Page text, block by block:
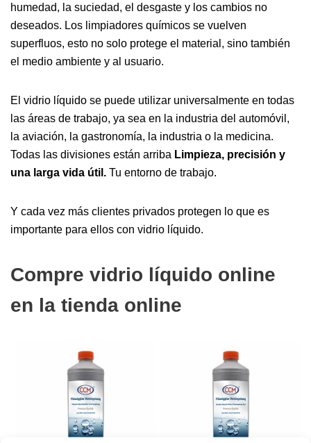
humedad, la suciedad, el desgaste y los cambios no
deseados. Los limpiadores químicos se vuelven
superfluos, esto no solo protege el material, sino también
el medio ambiente y al usuario.
El vidrio líquido se puede utilizar universalmente en todas
las áreas de trabajo, ya sea en la industria del automóvil,
la aviación, la gastronomía, la industria o la medicina.
Todas las divisiones están arriba Limpieza, precisión y
una larga vida útil. Tu entorno de trabajo.
Y cada vez más clientes privados protegen lo que es
importante para ellos con vidrio líquido.
Compre vidrio líquido online
en la tienda online